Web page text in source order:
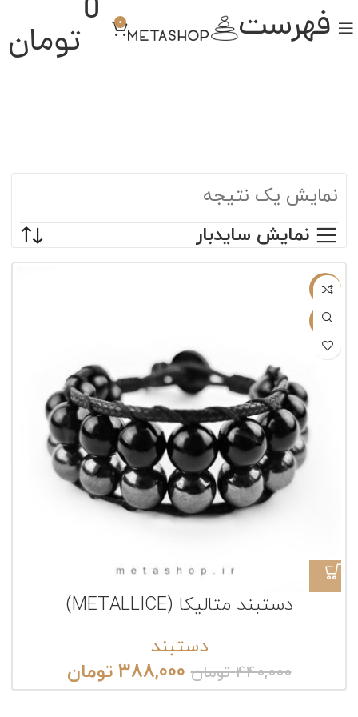
فهرست 0
0
تومان
نمایش یک نتیجه
نمایش سایدبار
-12%
ناموجود
دستبند متالیکا (METALLICE)
دستبند
440,000 تومان 388,000 تومان